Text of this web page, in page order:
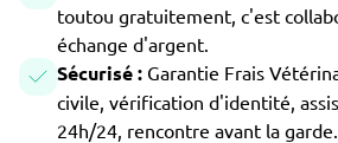
toutou gratuitement, c'est
échange d'argent.
Sécurisé : Garantie Frais
civile, vérification d'identité,
24h/24, rencontre avant la garde.